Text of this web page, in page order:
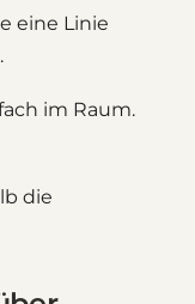
eine Linie
im Raum.
die